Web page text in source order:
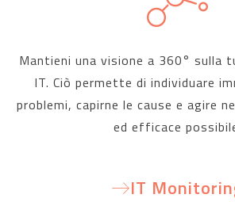
Mantieni una visione a 360° sulla
IT. Ciò permette di individuare
problemi, capirne le cause e agire
ed efficace
IT